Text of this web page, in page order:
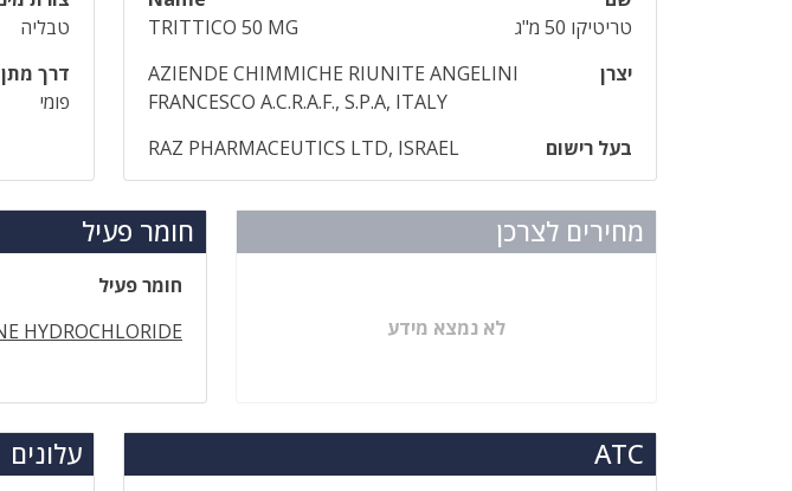
טריטיקו 50 מ"ג
TRITTICO 50 MG
יצרן
AZIENDE CHIMMICHE RIUNITE ANGELINI
FRANCESCO A.C.R.A.F., S.P.A, ITALY
בעל רישום
RAZ PHARMACEUTICS LTD, ISRAEL
טבליה
דרך מתן
פומי
מחירים לצרכן
לא נמצא מידע
חומר פעיל
חומר פעיל
HYDROCHLORIDE
ATC עלונים